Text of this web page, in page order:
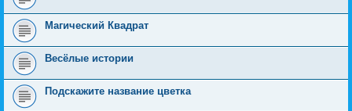
Магический Квадрат
Весёлые истории
Подскажите название цветка